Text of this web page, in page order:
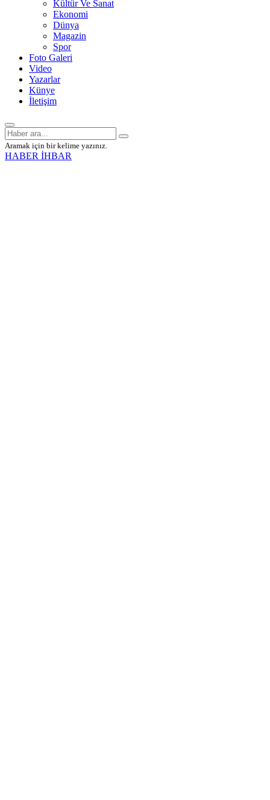
Kültür Ve Sanat
Ekonomi
Dünya
Magazin
Spor
Foto Galeri
Video
Yazarlar
Künye
İletişim
Aramak için bir kelime yazınız.
HABER İHBAR